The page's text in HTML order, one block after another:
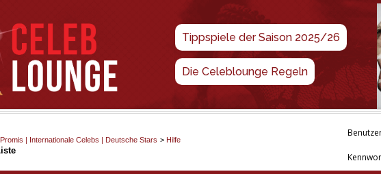
Tippspiele der Saison 2025/26
Die Celeblounge Regeln
| Internationale Celebs | Deutsche Stars > Hilfe